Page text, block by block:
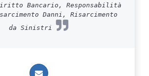
Bancario, Responsabilità
Danni, Risarcimento
da Sinistri